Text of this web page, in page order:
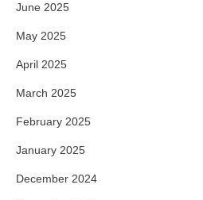
June 2025
May 2025
April 2025
March 2025
February 2025
January 2025
December 2024